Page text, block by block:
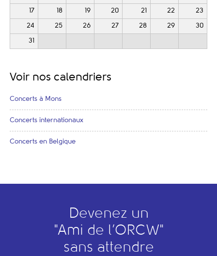
17 18 19 20 21 22 23
24 25 26 27 28 29 30
31
Voir nos calendriers
Concerts à Mons
Concerts internationaux
Concerts en Belgique
Devenez un
"Ami de l’ORCW"
sans attendre